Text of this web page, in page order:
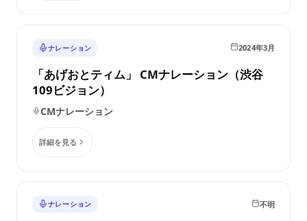
ナレーション 2024年3月
「あげおとティム」 CMナレーション（渋谷
109ビジョン）
CMナレーション
詳細を見る
ナレーション 不明